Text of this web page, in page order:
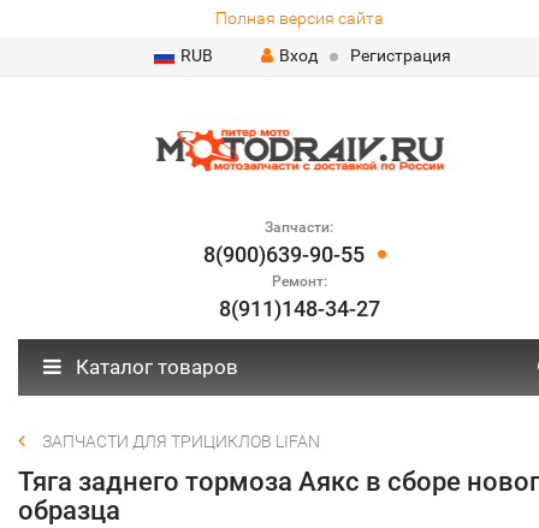
Полная версия сайта
RUB
Вход Регистрация
Запчасти:
8(900)639-90-55
Ремонт:
8(911)148-34-27
Каталог товаров
ЗАПЧАСТИ ДЛЯ ТРИЦИКЛОВ LIFAN
Тяга заднего тормоза Аякс в сборе
образца